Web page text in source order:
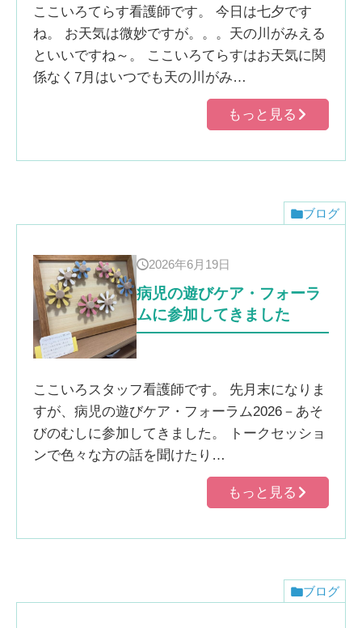
ここいろてらす看護師です。 今日は七夕です
ね。 お天気は微妙ですが。。。天の川がみえる
といいですね～。 ここいろてらすはお天気に関
係なく7月はいつでも天の川がみ…
もっと見る
ブログ
2026年6月19日
病児の遊びケア・フォーラ
ムに参加してきました
ここいろスタッフ看護師です。 先月末になりま
すが、病児の遊びケア・フォーラム2026－あそ
びのむしに参加してきました。 トークセッショ
ンで色々な方の話を聞けたり…
もっと見る
ブログ